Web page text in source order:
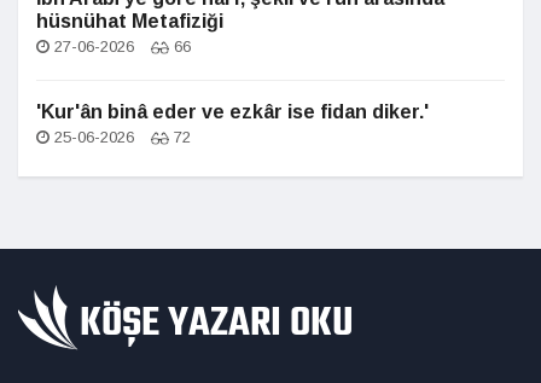
hüsnühat Metafiziği
27-06-2026 66
'Kur'ân binâ eder ve ezkâr ise fidan diker.'
25-06-2026 72